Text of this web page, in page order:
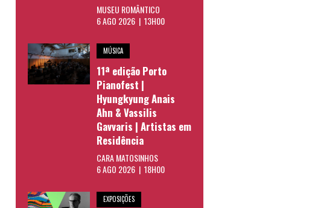
MUSEU ROMÂNTICO
6 AGO 2026 | 13H00
MÚSICA
11ª edição Porto
Pianofest |
Hyungkyung Anais
Ahn & Vassilis
Gavvaris | Artistas em
Residência
CARA MATOSINHOS
6 AGO 2026 | 18H00
EXPOSIÇÕES